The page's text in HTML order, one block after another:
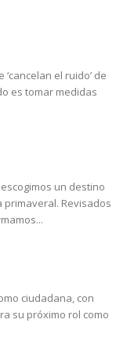
el ruido’ de
es tomar medidas
un destino
Revisados
ciudadana, con
su próximo rol como